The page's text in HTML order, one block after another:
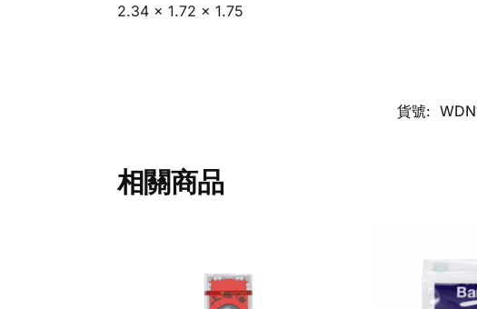
2.34 x 1.72 x 1.75
貨號:
相關商品